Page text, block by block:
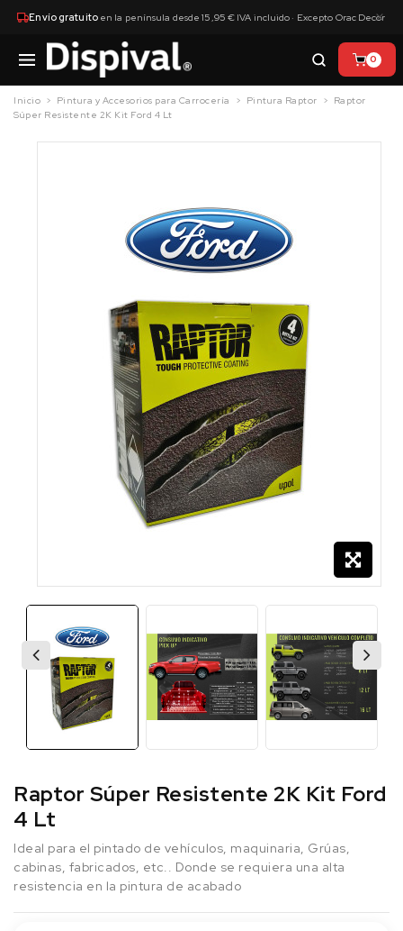
Envío gratuitoen la península desde 15,95 € IVA incluido · Excepto Orac Decor
×
0
Inicio Pintura y Accesorios para Carrocería Pintura Raptor
Raptor
Súper Resistente 2K Kit Ford 4 Lt
Raptor Súper Resistente 2K Kit Ford
4 Lt
Ideal para el pintado de vehículos, maquinaria, Grúas,
cabinas, fabricados, etc.. Donde se requiera una alta
resistencia en la pintura de acabado